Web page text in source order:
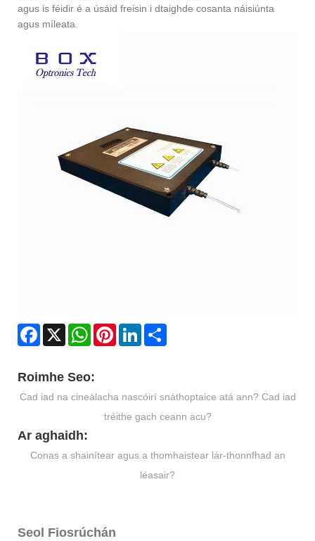
agus is féidir é a úsáid freisin i dtaighde cosanta náisiúnta
agus míleata.
Facebook
X WhatsAppPinterestLinkedIn
Roimhe Seo:
Cad iad na cineálacha nascóirí snáthoptaice atá ann? Cad iad
tréithe gach ceann acu?
Ar aghaidh:
Conas a shainítear agus a thomhaistear lár-thonnfhad an
léasair?
Seol Fiosrúchán